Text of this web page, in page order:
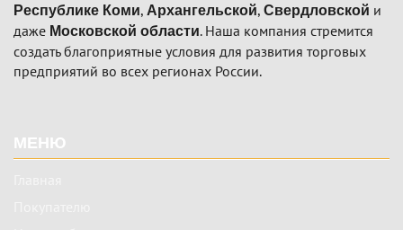
Республике Коми, Архангельской, Свердловской и
даже Московской области. Наша компания стремится
создать благоприятные условия для развития торговых
предприятий во всех регионах России.
МЕНЮ